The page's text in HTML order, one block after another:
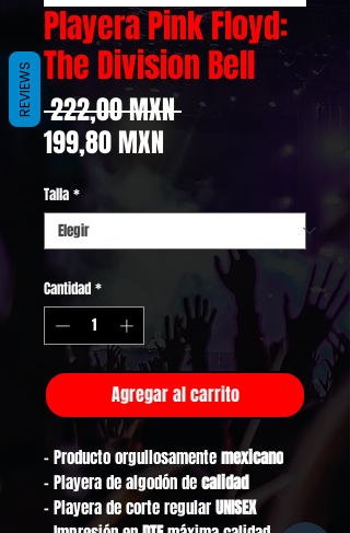
Playera Pink Floyd:
The Division Bell
222,00 MXN Precio
199,80 MXN
oferta
Talla *
Cantidad *
Agregar al carrito
- Producto orgullosamentemexicano
- Playera de algodón decalidad
- Playera de corte regularUNISEX
REVIEWS